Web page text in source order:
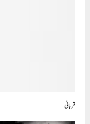
قربانی